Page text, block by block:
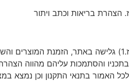
ז. הצהרת בריאות וכתב ויתור
ז.1) גלישה באתר, הזמנת המוצרים
בתכניו והסתמכות עליהם מהווה
לכל האמור בתנאי התקנון וכן נמצא